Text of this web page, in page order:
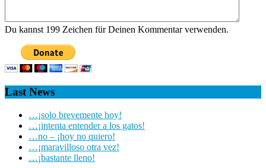
Du kannst 199 Zeichen für Deinen Kommentar verwenden.
Last News
…¡solo brevemente hoy!
…¡intenta entender a los gatos!
…no – ¡hoy no quiero!
…¡maravilloso otra vez!
…¡bastante lleno!